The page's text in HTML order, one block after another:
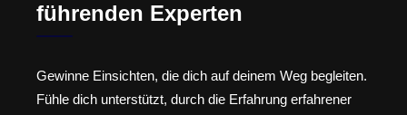
führenden Experten
Gewinne Einsichten, die dich auf deinem Weg begleiten.
Fühle dich unterstützt, durch die Erfahrung erfahrener